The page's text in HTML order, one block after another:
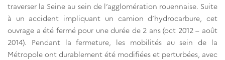
traverser la Seine au sein de l’agglomération rouennaise. Suite
à un accident impliquant un camion d’hydrocarbure, cet
ouvrage a été fermé pour une durée de 2 ans (oct 2012 – août
2014). Pendant la fermeture, les mobilités au sein de la
Métropole ont durablement été modifiées et perturbées, avec